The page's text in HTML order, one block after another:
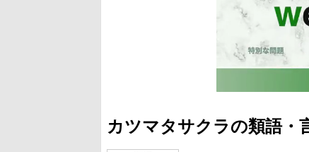
カツマタサクラの類語・